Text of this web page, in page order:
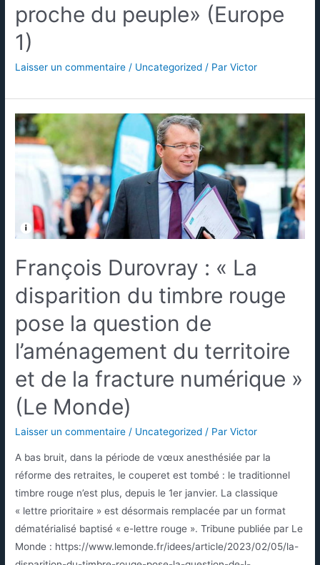
proche du peuple» (Europe
1)
Laisser un commentaire / Uncategorized / ParVictor
François Durovray : « La
disparition du timbre rouge
pose la question de
l’aménagement du territoire
et de la fracture numérique »
(Le Monde)
Laisser un commentaire / Uncategorized / ParVictor
A bas bruit, dans la période de vœux anesthésiée par la
réforme des retraites, le couperet est tombé : le traditionnel
timbre rouge n’est plus, depuis le 1er janvier. La classique
« lettre prioritaire » est désormais remplacée par un format
dématérialisé baptisé « e-lettre rouge ». Tribune publiée par Le
Monde : https://www.lemonde.fr/idees/article/2023/02/05/la-